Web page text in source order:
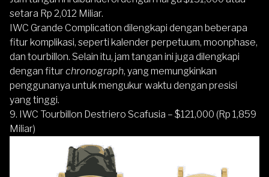
setara Rp 2,012 Miliar.
IWC Grande Complication dilengkapi dengan beberapa
fitur komplikasi, seperti kalender perpetuum, moonphase,
dan tourbillon. Selain itu, jam tangan ini juga dilengkapi
dengan fitur chronograph, yang memungkinkan
penggunanya untuk mengukur waktu dengan presisi
yang tinggi.
9. IWC Tourbillon Destriero Scafusia – $121,000 (Rp 1,859
Miliar)